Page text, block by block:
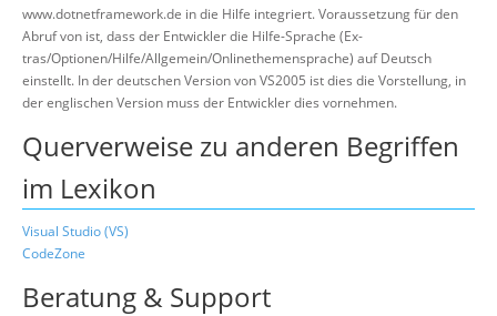
www.dotnetframework.de in die Hilfe integriert. Voraussetzung für den
Abruf von ist, dass der Entwickler die Hilfe-Sprache (Ex-
tras/Optionen/Hilfe/Allgemein/Onlinethemensprache) auf Deutsch
einstellt. In der deutschen Version von VS2005 ist dies die Vorstellung, in
der englischen Version muss der Entwickler dies vornehmen.
Querverweise zu anderen Begriffen
im Lexikon
Visual Studio (VS)
CodeZone
Beratung & Support